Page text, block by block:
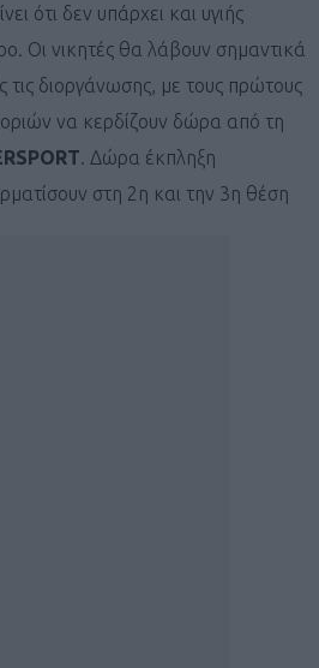
ότι δεν υπάρχει και υγιής
Οι νικητές θα λάβουν σημαντικά
διοργάνωσης, με τους πρώτους
να κερδίζουν δώρα από τη
. Δώρα έκπληξη
στη 2η και την 3η θέση